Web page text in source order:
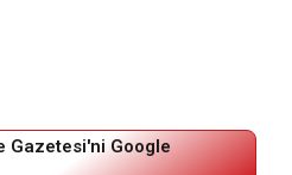
Gazetesi'ni Google